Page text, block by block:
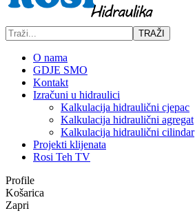
TRAŽI
O nama
GDJE SMO
Kontakt
Izračuni u hidraulici
Kalkulacija hidraulični cjepac
Kalkulacija hidraulični agregat
Kalkulacija hidraulični cilindar
Projekti klijenata
Rosi Teh TV
Profile
Košarica
Zapri